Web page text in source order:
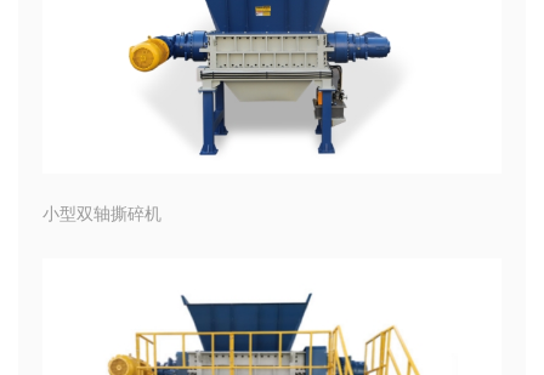
小型双轴撕碎机